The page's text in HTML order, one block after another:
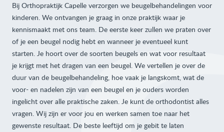
Bij Orthopraktijk Capelle verzorgen we beugelbehandelingen voor
kinderen. We ontvangen je graag in onze praktijk waar je
kennismaakt met ons team. De eerste keer zullen we praten over
of je een beugel nodig hebt en wanneer je eventueel kunt
starten. Je hoort over de soorten beugels en wat voor resultaat
je krijgt met het dragen van een beugel. We vertellen je over de
duur van de beugelbehandeling, hoe vaak je langskomt, wat de
voor- en nadelen zijn van een beugel en je ouders worden
ingelicht over alle praktische zaken. Je kunt de orthodontist alles
vragen. Wij zijn er voor jou en werken samen toe naar het
gewenste resultaat. De beste leeftijd om je gebit te laten